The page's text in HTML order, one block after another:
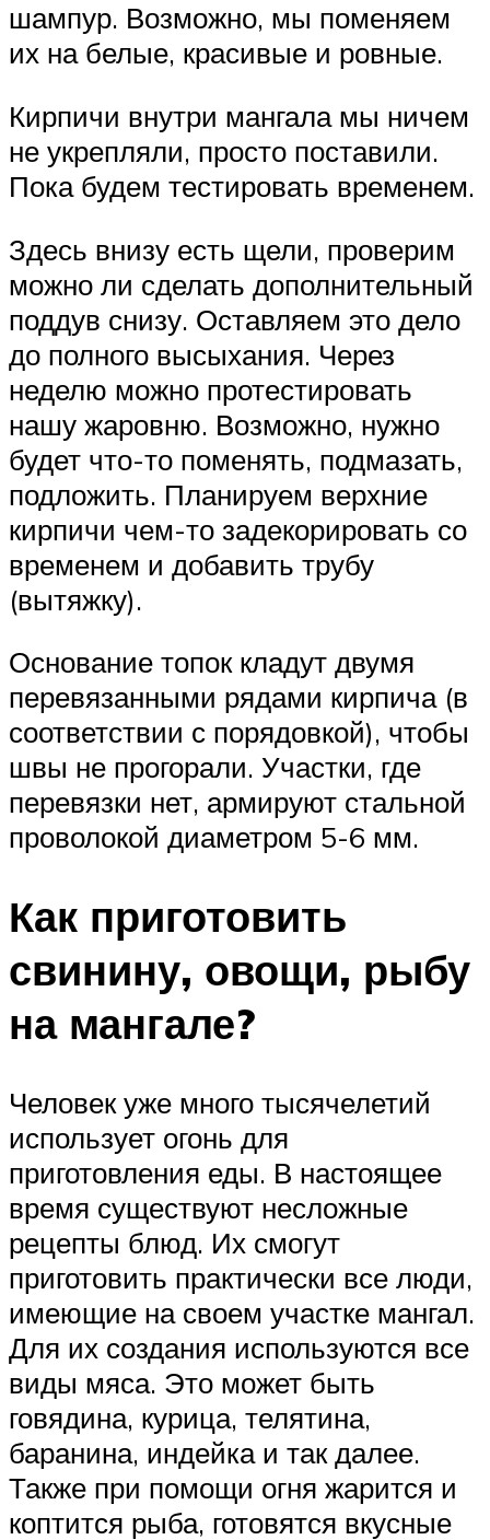
шампур. Возможно, мы поменяем
их на белые, красивые и ровные.
Кирпичи внутри мангала мы ничем
не укрепляли, просто поставили.
Пока будем тестировать временем.
Здесь внизу есть щели, проверим
можно ли сделать дополнительный
поддув снизу. Оставляем это дело
до полного высыхания. Через
неделю можно протестировать
нашу жаровню. Возможно, нужно
будет что-то поменять, подмазать,
подложить. Планируем верхние
кирпичи чем-то задекорировать со
временем и добавить трубу
(вытяжку).
Основание топок кладут двумя
перевязанными рядами кирпича (в
соответствии с порядовкой), чтобы
швы не прогорали. Участки, где
перевязки нет, армируют стальной
проволокой диаметром 5-6 мм.
Как приготовить
свинину, овощи, рыбу
на мангале?
Человек уже много тысячелетий
использует огонь для
приготовления еды. В настоящее
время существуют несложные
рецепты блюд. Их смогут
приготовить практически все люди,
имеющие на своем участке мангал.
Для их создания используются все
виды мяса. Это может быть
говядина, курица, телятина,
баранина, индейка и так далее.
Также при помощи огня жарится и
коптится рыба, готовятся вкусные